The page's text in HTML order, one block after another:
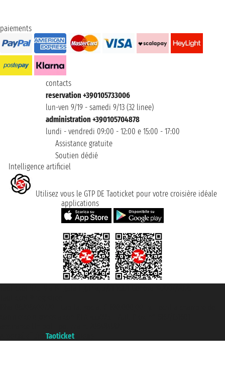
paiements
contacts
reservation +390105733006
lun-ven 9/19 - samedi 9/13 (32 linee)
administration +390105704878
lundi - vendredi 09:00 - 12:00 e 15:00 - 17:00
Assistance gratuite
Soutien dédié
Intelligence artificiel
Utilisez vous le GTP DE Taoticket pour votre croisière idéale
applications
Taoticket